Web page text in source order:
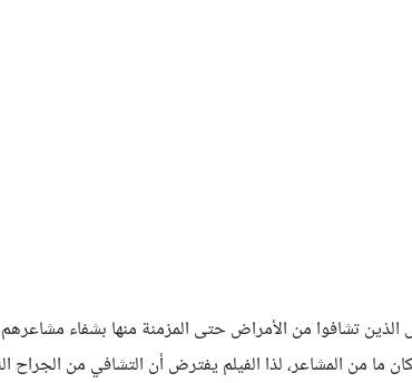
تشافوا من الأمراض حتى المزمنة منها بشفاء
ما من المشاعر، لذا الفيلم يفترض أن التشافي من الجراح